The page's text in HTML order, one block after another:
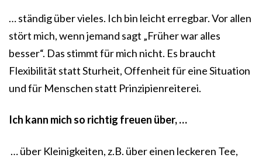
… ständig über vieles. Ich bin leicht erregbar. Vor allen
stört mich, wenn jemand sagt „Früher war alles
besser“. Das stimmt für mich nicht. Es braucht
Flexibilität statt Sturheit, Offenheit für eine Situation
und für Menschen statt Prinzipienreiterei.
Ich kann mich so richtig freuen über, …
… über Kleinigkeiten, z.B. über einen leckeren Tee,